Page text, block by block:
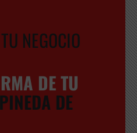
NEGOCIO
DE TU
DE